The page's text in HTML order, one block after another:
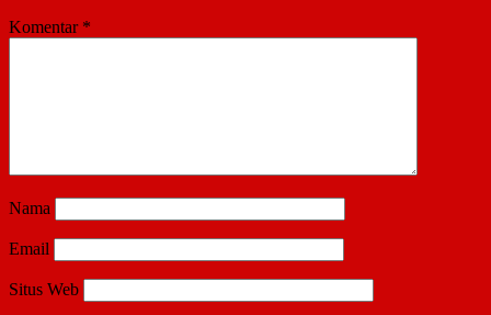
Komentar *
Nama
Email
Situs Web